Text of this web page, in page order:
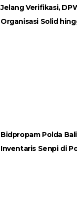
Jelang Verifikasi,
Organisasi Solid
Bidpropam Polda
Inventaris Senpi di